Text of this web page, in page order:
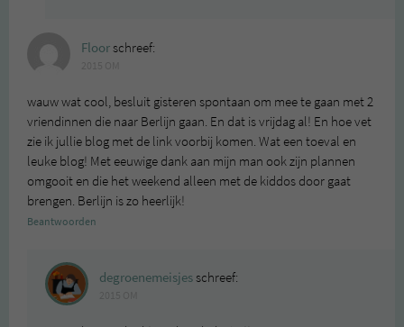
Floorschreef:
wauw wat cool, besluit gisteren spontaan om mee te gaan met 2
vriendinnen die naar Berlijn gaan. En dat is vrijdag al! En hoe vet
zie ik jullie blog met de link voorbij komen. Wat een toeval en
leuke blog! Met eeuwige dank aan mijn man ook zijn plannen
omgooit en die het weekend alleen met de kiddos door gaat
brengen. Berlijn is zo heerlijk!
Beantwoorden
degroenemeisjesschreef: